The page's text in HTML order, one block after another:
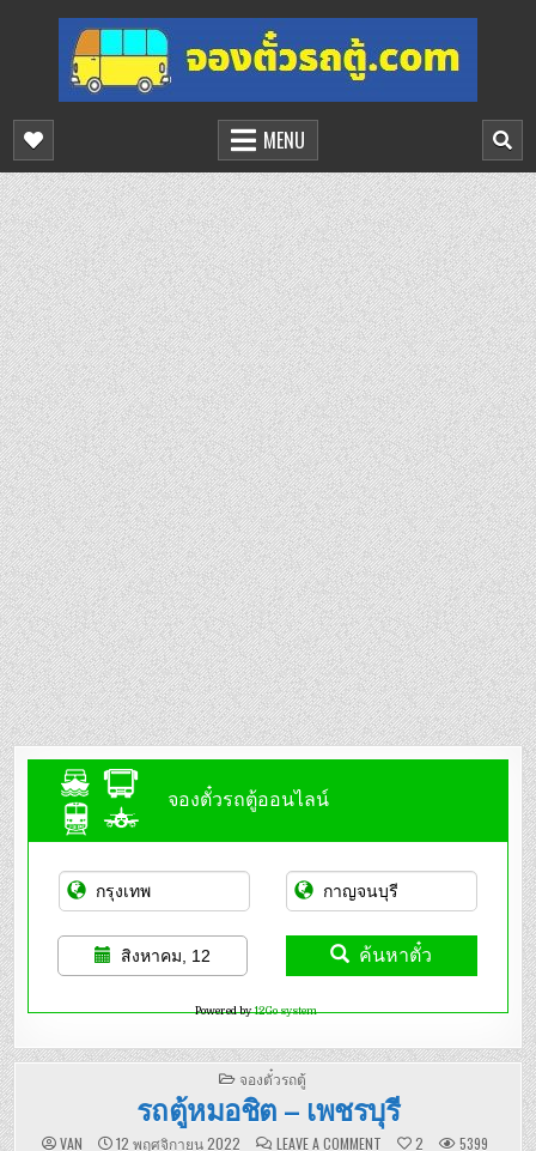
content
จองตั๋วรถตู้ออนไลน์
บริการจองตั๋วรถตู้ออนไลน์
MENU
จองตั๋วรถตู้ออนไลน์
สิงหาคม, 12 ค้นหาตั๋ว
Powered by12Go system
POSTED
IN
จองตั๋วรถตู้
รถตู้หมอชิต – เพชรบุรี
VAN 12 พฤศจิกายน 2022 LEAVE A COMMENTON 2 5399